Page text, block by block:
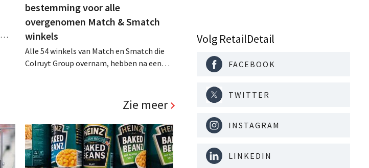
bestemming voor alle
overgenomen Match & Smatch
winkels
Alle 54 winkels van Match en Smatch die
Colruyt Group overnam, hebben na een
die bestemming voor sommige panden
Zie meer
Volg RetailDetail
FACEBOOK
TWITTER
INSTAGRAM
LINKEDIN